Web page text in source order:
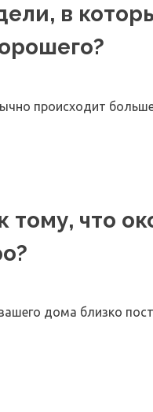
в
происходит
тому, что
дома близко